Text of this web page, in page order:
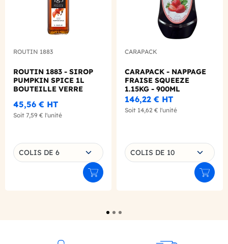
ROUTIN 1883
ROUTIN 1883 - SIROP
PUMPKIN SPICE 1L
BOUTEILLE VERRE
45,56 € HT
Soit 7,59 € l'unité
Choisissez une déclinaison
COLIS DE 6
Ajouter au panier
CARAPACK
CARAPACK - NAPPAGE
FRAISE SQUEEZE
1.15KG - 900ML
146,22 € HT
Soit 14,62 € l'unité
Choisissez une déclinaison
COLIS DE 10